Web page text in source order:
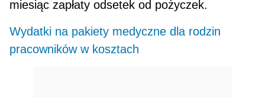
miesiąc zapłaty odsetek od pożyczek.
Wydatki na pakiety medyczne dla rodzin
pracowników w kosztach